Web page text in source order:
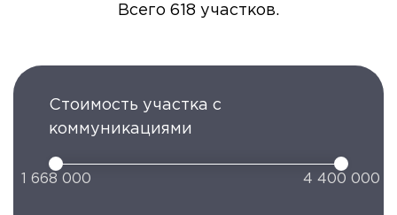
Схема проезда
Всего 618 участков.
Стоимость участка с
коммуникациями
1 668 000 4 400 000